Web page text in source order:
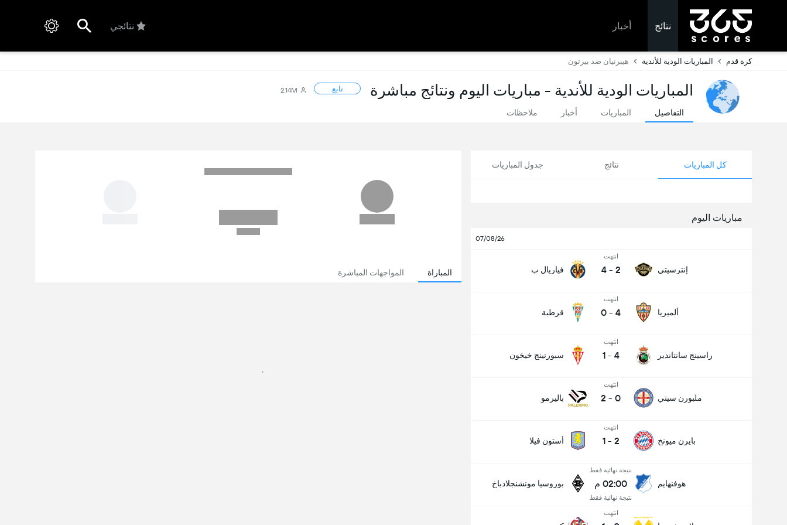
نتائج أخبار نتائجي
كرة قدم المباريات الودية للأندية هيبرنيان ضد بيرتون
المباريات الودية للأندية - مباريات اليوم ونتائج مباشرة تابع 2.14M
التفاصيل المباريات أخبار ملاحظات
كل المباريات نتائج جدول المباريات
مباريات اليوم
07/08/26
إنترسيتي
انتهت
2
-
4 فياريال ب
ألميريا
انتهت
4
-
0 قرطبة
راسينج سانتاندير
انتهت
4
-
1 سبورتينج خيخون
ملبورن سيتي
انتهت
0
-
2 باليرمو
بايرن ميونخ
انتهت
2
-
1 أستون فيلا
هوفنهايم
نتيجة نهائية فقط
02:00 م
نتيجة نهائية فقط
بوروسيا مونشنجلادباخ
انتهت
المباراة المواجهات المباشرة